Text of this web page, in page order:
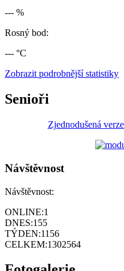
--- %
Rosný bod:
--- °C
Zobrazit podrobnější statistiky
Senioři
Zjednodušená
Návštěvnost
Návštěvnost:
ONLINE:1
DNES:155
TÝDEN:1156
CELKEM:1302564